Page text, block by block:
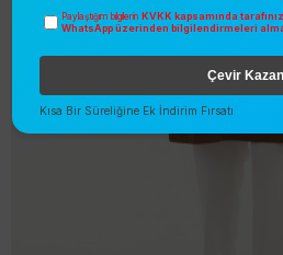
Paylaştığım bilgilerin KVKK kapsamında
WhatsApp üzerinden bilgilendirmeleri
Çevir Kazan
Kısa Bir Süreliğine Ek İndirim Fırsatı